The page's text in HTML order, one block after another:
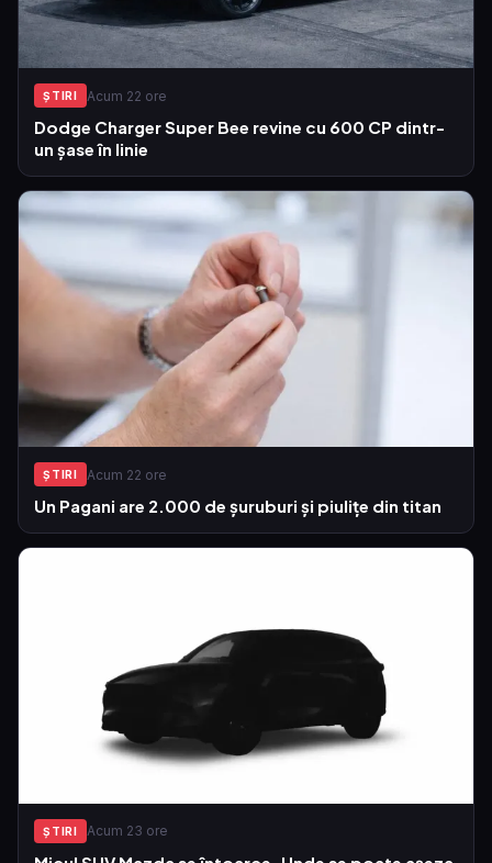
ŞTIRI Acum 22 ore
Dodge Charger Super Bee revine cu 600 CP dintr-
un șase în linie
ŞTIRI Acum 22 ore
Un Pagani are 2.000 de șuruburi și piulițe din titan
ŞTIRI Acum 23 ore